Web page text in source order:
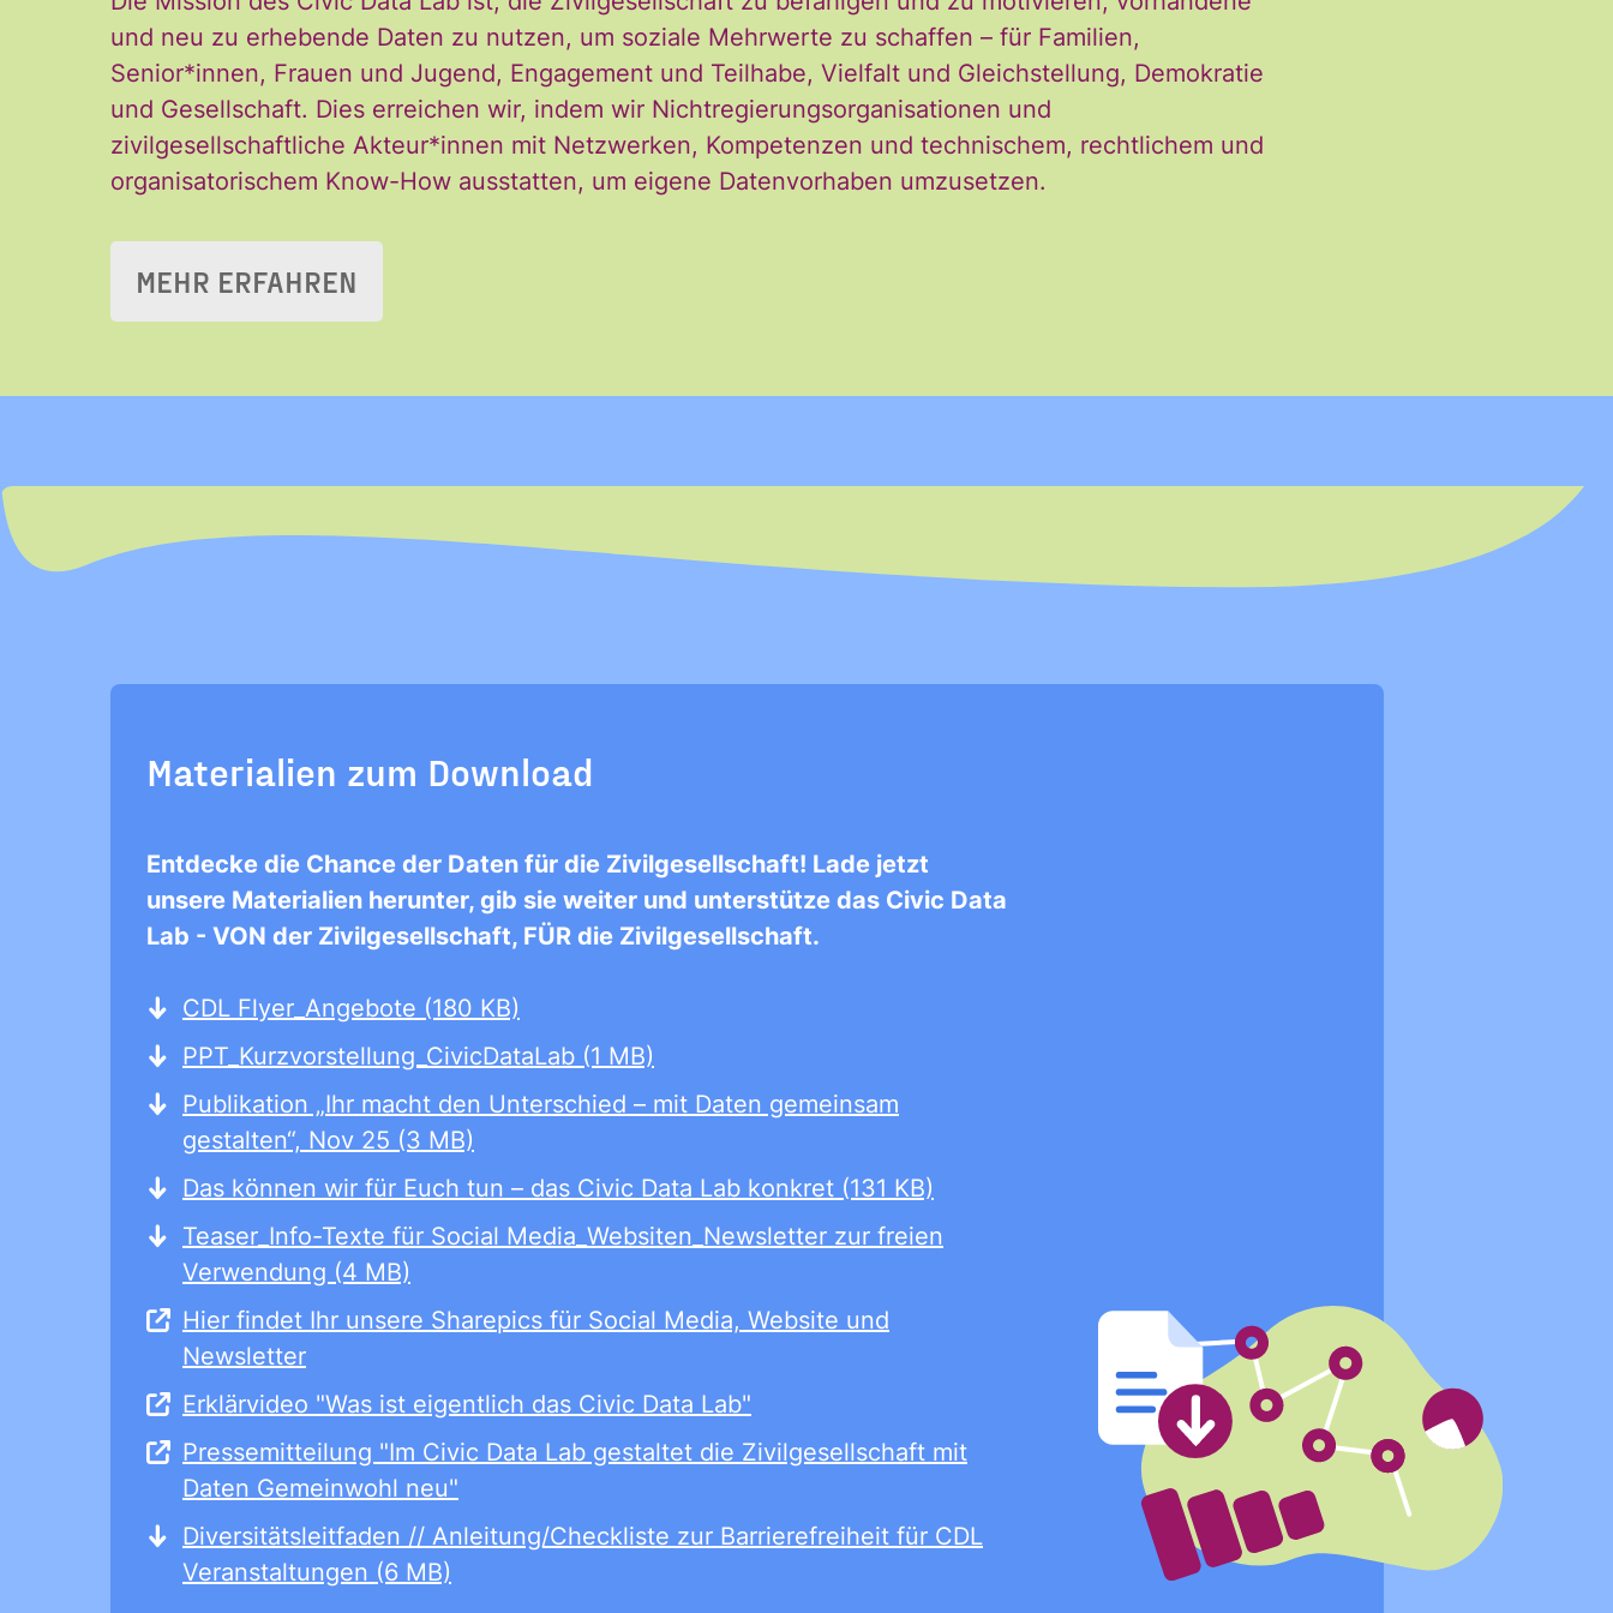
und neu zu erhebende Daten zu nutzen, um soziale Mehrwerte zu schaffen – für Familien,
Senior*innen, Frauen und Jugend, Engagement und Teilhabe, Vielfalt und Gleichstellung, Demokratie
und Gesellschaft. Dies erreichen wir, indem wir Nichtregierungsorganisationen und
zivilgesellschaftliche Akteur*innen mit Netzwerken, Kompetenzen und technischem, rechtlichem und
organisatorischem Know-How ausstatten, um eigene Datenvorhaben umzusetzen.
MEHR ERFAHREN
Materialien zum Download
Entdecke die Chance der Daten für die Zivilgesellschaft! Lade jetzt
unsere Materialien herunter, gib sie weiter und unterstütze das Civic Data
Lab - VON der Zivilgesellschaft, FÜR die Zivilgesellschaft.
CDL Flyer_Angebote (180 KB)
PPT_Kurzvorstellung_CivicDataLab (1 MB)
Publikation „Ihr macht den Unterschied – mit Daten gemeinsam
gestalten“, Nov 25 (3 MB)
Das können wir für Euch tun – das Civic Data Lab konkret (131 KB)
Teaser_Info-Texte für Social Media_Websiten_Newsletter zur freien
Verwendung (4 MB)
Hier findet Ihr unsere Sharepics für Social Media, Website und
Newsletter
Erklärvideo "Was ist eigentlich das Civic Data Lab"
Pressemitteilung "Im Civic Data Lab gestaltet die Zivilgesellschaft mit
Daten Gemeinwohl neu"
Diversitätsleitfaden // Anleitung/Checkliste zur Barrierefreiheit für CDL
Veranstaltungen (6 MB)
Vorname
Vorname
Nachname
Nachname
und der Verarbeitung der Daten in den
ANMELDEN